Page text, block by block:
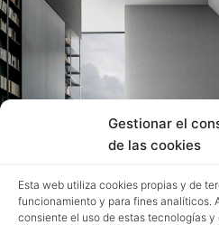
Gestionar el
de las cookies
Esta web utiliza cookies propias y de
funcionamiento y para fines analíticos.
consiente el uso de estas tecnologías